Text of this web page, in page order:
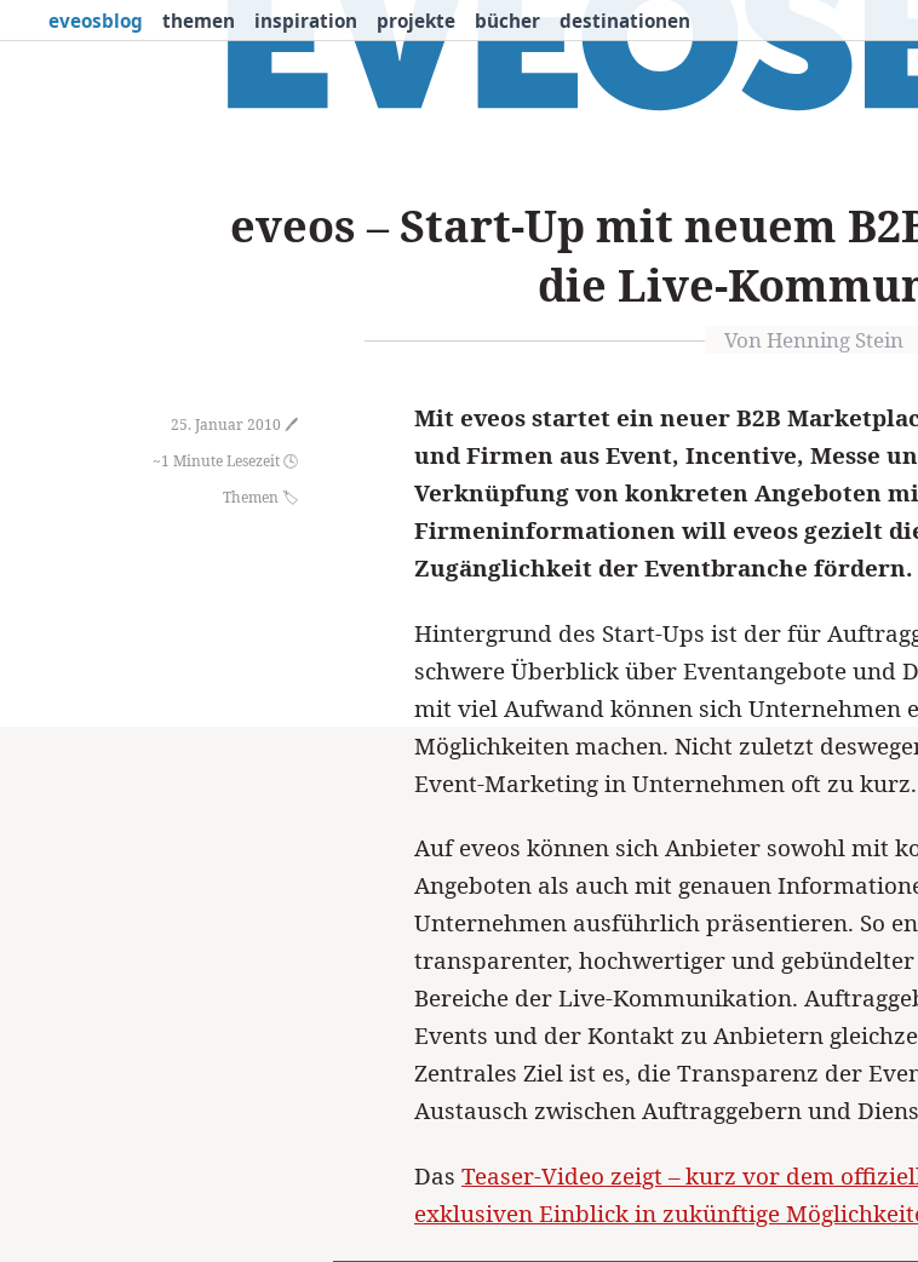
eveosblog themen inspiration projekte bücher destinationen
Projekte Inspiration Destinationen
eveos – Start-Up mit neuem
die Live-
Von Henning Stein
25. Januar 2010 🖊️
~1 Minute Lesezeit 🕓
Themen
Mit eveos startet ein neuer B2B
und Firmen aus Event, Incentive, Messe
Verknüpfung von konkreten Angeboten
Firmeninformationen will eveos gezielt
Zugänglichkeit der Eventbranche fördern.
Hintergrund des Start-Ups ist der für
schwere Überblick über Eventangebote und
mit viel Aufwand können sich Unternehmen
Möglichkeiten machen. Nicht zuletzt
Event-Marketing in Unternehmen oft zu kurz.
Auf eveos können sich Anbieter sowohl mit
Angeboten als auch mit genauen
Unternehmen ausführlich präsentieren. So
transparenter, hochwertiger und
Bereiche der Live-Kommunikation.
Events und der Kontakt zu Anbietern
Zentrales Ziel ist es, die Transparenz der
Austausch zwischen Auftraggebern und
Das Teaser-Video zeigt – kurz vor dem
exklusiven Einblick in zukünftige